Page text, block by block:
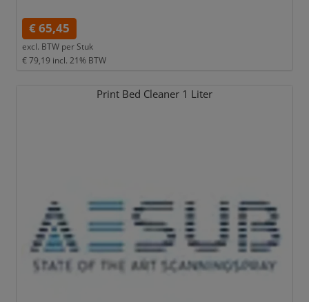
€ 65,45
excl. BTW per Stuk
€ 79,19 incl. 21% BTW
Print Bed Cleaner 1 Liter